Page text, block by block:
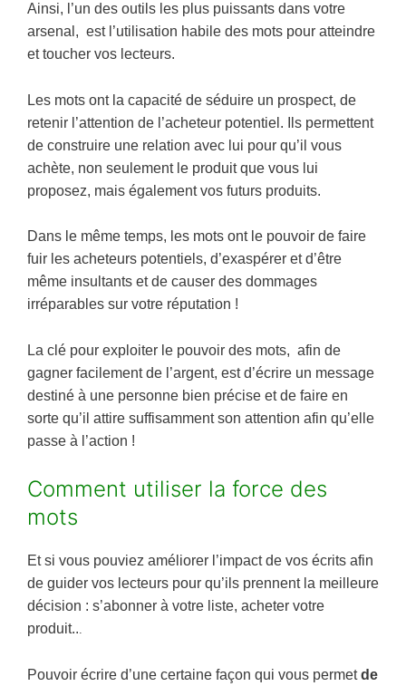
Ainsi, l’un des outils les plus puissants dans votre
arsenal, est l’utilisation habile des mots pour atteindre
et toucher vos lecteurs.
Les mots ont la capacité de séduire un prospect, de
retenir l’attention de l’acheteur potentiel. Ils permettent
de construire une relation avec lui pour qu’il vous
achète, non seulement le produit que vous lui
proposez, mais également vos futurs produits.
Dans le même temps, les mots ont le pouvoir de faire
fuir les acheteurs potentiels, d’exaspérer et d’être
même insultants et de causer des dommages
irréparables sur votre réputation !
La clé pour exploiter le pouvoir des mots, afin de
gagner facilement de l’argent, est d’écrire un message
destiné à une personne bien précise et de faire en
sorte qu’il attire suffisamment son attention afin qu’elle
passe à l’action !
Comment utiliser la force des
mots
Et si vous pouviez améliorer l’impact de vos écrits afin
de guider vos lecteurs pour qu’ils prennent la meilleure
décision : s’abonner à votre liste, acheter votre
produit...
Pouvoir écrire d’une certaine façon qui vous permetde